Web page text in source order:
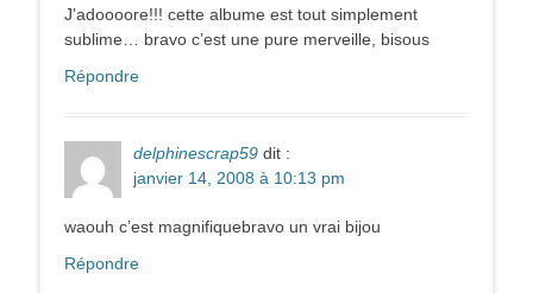
J’adoooore!!! cette albume est tout simplement
sublime… bravo c’est une pure merveille, bisous
Répondre
delphinescrap59 dit :
janvier 14, 2008 à 10:13 pm
waouh c’est magnifiquebravo un vrai bijou
Répondre